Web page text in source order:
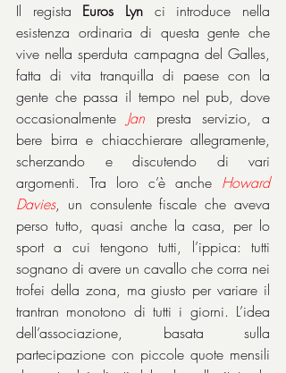
Il regista Euros Lyn ci introduce nella
esistenza ordinaria di questa gente che
vive nella sperduta campagna del Galles,
fatta di vita tranquilla di paese con la
gente che passa il tempo nel pub, dove
occasionalmente Jan presta servizio, a
bere birra e chiacchierare allegramente,
scherzando e discutendo di vari
argomenti. Tra loro c’è anche Howard
Davies, un consulente fiscale che aveva
perso tutto, quasi anche la casa, per lo
sport a cui tengono tutti, l’ippica: tutti
sognano di avere un cavallo che corra nei
trofei della zona, ma giusto per variare il
trantran monotono di tutti i giorni. L’idea
dell’associazione, basata sulla
partecipazione con piccole quote mensili